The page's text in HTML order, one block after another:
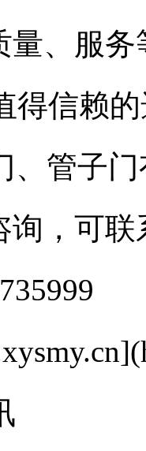
量、服
得信赖
、管子
询，可联